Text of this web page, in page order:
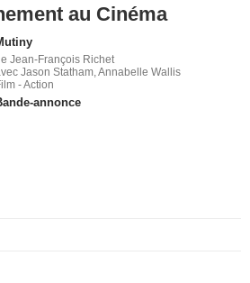
au Cinéma
Jean-François Richet
Jason Statham, Annabelle Wallis
- Action
annonce